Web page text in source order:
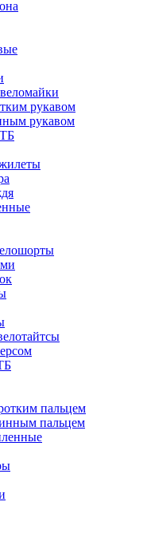
рукавом
рукавом
пальцем
пальцем